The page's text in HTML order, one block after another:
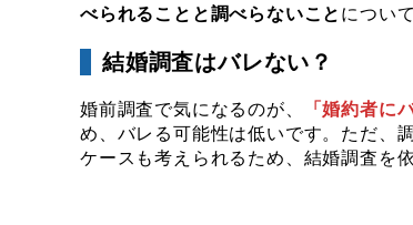
べられることと調べらないこと につい
結婚調査はバレない？
婚前調査で気になるのが、 「婚約者に
め、バレる可能性は低いです。ただ、
ケースも考えられるため、結婚調査を